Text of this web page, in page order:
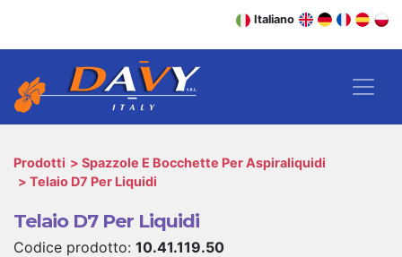
Italiano
Prodotti
Spazzole E Bocchette Per Aspiraliquidi
Telaio D7 Per Liquidi
Telaio D7 Per Liquidi
Codice prodotto: 10.41.119.50